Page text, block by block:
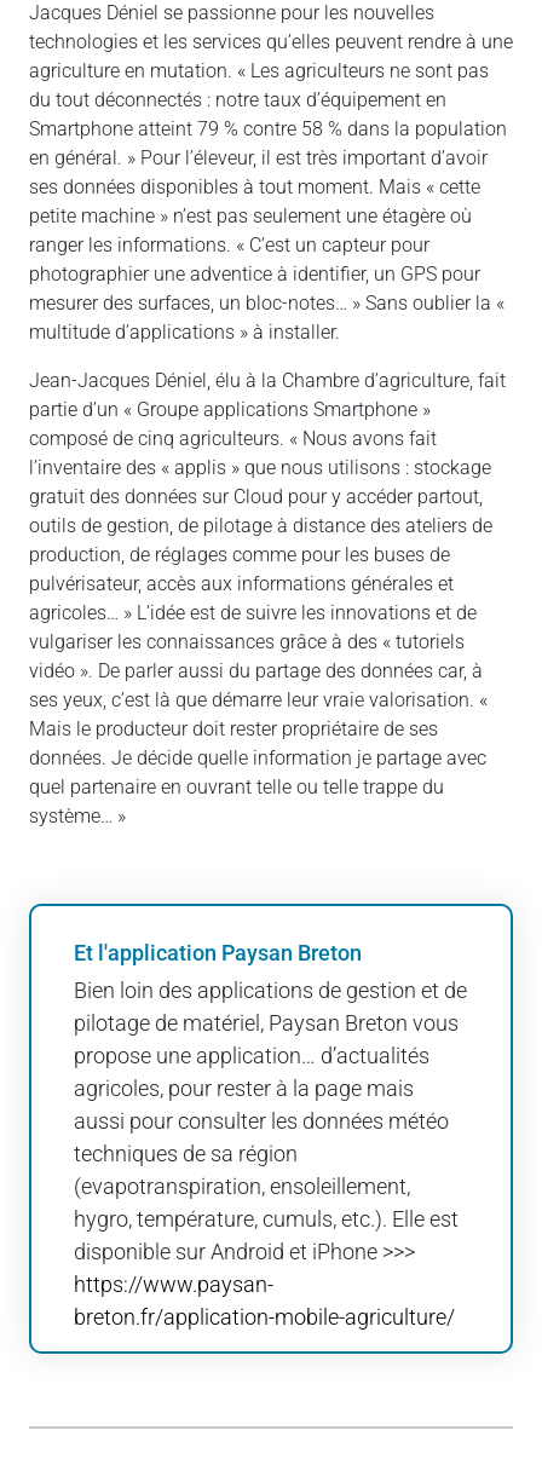
Jacques Déniel se passionne pour les nouvelles
technologies et les services qu’elles peuvent rendre à une
agriculture en mutation. « Les agriculteurs ne sont pas
du tout déconnectés : notre taux d’équipement en
Smartphone atteint 79 % contre 58 % dans la population
en général. » Pour l’éleveur, il est très important d’avoir
ses données disponibles à tout moment. Mais « cette
petite machine » n’est pas seulement une étagère où
ranger les informations. « C’est un capteur pour
photographier une adventice à identifier, un GPS pour
mesurer des surfaces, un bloc-notes… » Sans oublier la «
multitude d’applications » à installer.
Jean-Jacques Déniel, élu à la Chambre d’agriculture, fait
partie d’un « Groupe applications Smartphone »
composé de cinq agriculteurs. « Nous avons fait
l’inventaire des « applis » que nous utilisons : stockage
gratuit des données sur Cloud pour y accéder partout,
outils de gestion, de pilotage à distance des ateliers de
production, de réglages comme pour les buses de
pulvérisateur, accès aux informations générales et
agricoles… » L’idée est de suivre les innovations et de
vulgariser les connaissances grâce à des « tutoriels
vidéo ». De parler aussi du partage des données car, à
ses yeux, c’est là que démarre leur vraie valorisation. «
Mais le producteur doit rester propriétaire de ses
données. Je décide quelle information je partage avec
quel partenaire en ouvrant telle ou telle trappe du
système… »
Et l'application Paysan Breton
Bien loin des applications de gestion et de
pilotage de matériel, Paysan Breton vous
propose une application… d’actualités
agricoles, pour rester à la page mais
aussi pour consulter les données météo
techniques de sa région
(evapotranspiration, ensoleillement,
hygro, température, cumuls, etc.). Elle est
disponible sur Android et iPhone >>>
https://www.paysan-
breton.fr/application-mobile-agriculture/